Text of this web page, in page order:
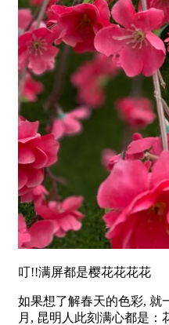
叮!!满屏都是樱花花花花
如果想了解春天的色彩, 就
月, 昆明人此刻满心都是：